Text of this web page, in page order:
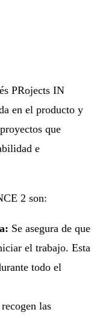
PRojects IN
en el producto y
que
e
2 son:
Se asegura de que
el trabajo. Esta
todo el
recogen las